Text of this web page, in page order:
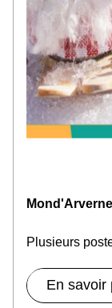
Plusieurs
En savoir